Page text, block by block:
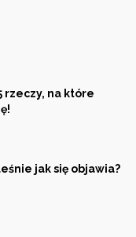
rzeczy, na które
jak się objawia?